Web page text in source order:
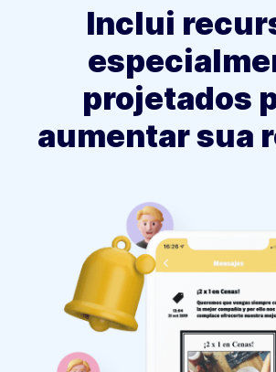
Inclui
projetados
aumentar sua